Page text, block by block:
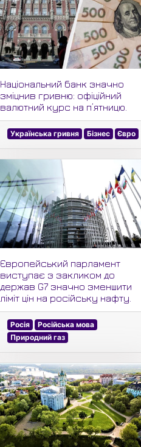
Національний банк значно
зміцнив гривню: офіційний
валютний курс на п’ятницю.
Українська гривня Бізнес Євро
Європейський парламент
виступає з закликом до
держав G7 значно зменшити
ліміт цін на російську нафту.
Росія
Російська мова
Природний газ